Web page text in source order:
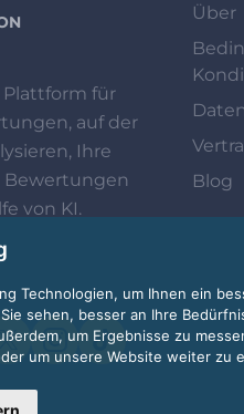
Technologien, um Ihnen ein
sehen, besser an Ihre
um Ergebnisse zu
um unsere Website weiter zu
Plattform für
auf der
Ihre
von KI.
Über
Blog